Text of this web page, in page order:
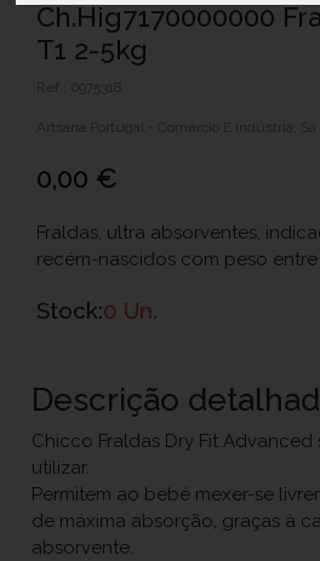
Ch.Hig7170000000
T1 2-5kg
Ref.: 6975318
Artsana Portugal - Comércio E Indústria, Sa
0,00 €
Fraldas, ultra absorventes,
recém-nascidos com peso entre
Stock:0 Un.
Descrição
Chicco Fraldas Dry Fit
utilizar.
Permitem ao bebé mexer-se
de máxima absorção, graças à
absorvente.